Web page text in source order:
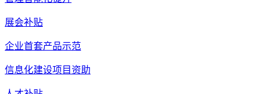
展会补贴
企业首套产品示范
信息化建设项目资助